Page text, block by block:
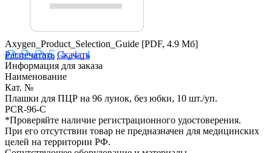
Axygen_Product_Selection_Guide [PDF, 4.9 Мб]
Распечатать Скачать
Информация для заказа
Наименование
Кат. №
Плашки для ПЦР на 96 лунок, без юбки, 10 шт./уп.
PCR-96-C
*Проверяйте наличие регистрационного удостоверения.
При его отсутствии товар не предназначен для медицинских
целей на территории РФ.